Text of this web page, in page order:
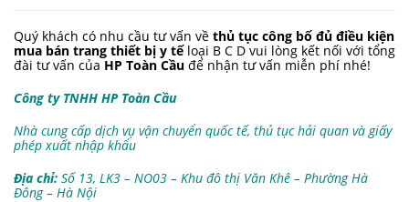
Quý khách có nhu cầu tư vấn về thủ tục công bố đủ điều kiện
mua bán trang thiết bị y tếloại B C D vui lòng kết nối với tổng
đài tư vấn của HP Toàn Cầu để nhận tư vấn miễn phí nhé!
Công ty TNHH HP Toàn Cầu
Nhà cung cấp dịch vụ vận chuyển quốc tế, thủ tục hải quan và giấy
phép xuất nhập khẩu
Địa chỉ: Số 13, LK3 – NO03 – Khu đô thị Văn Khê – Phường Hà
Đông – Hà Nội